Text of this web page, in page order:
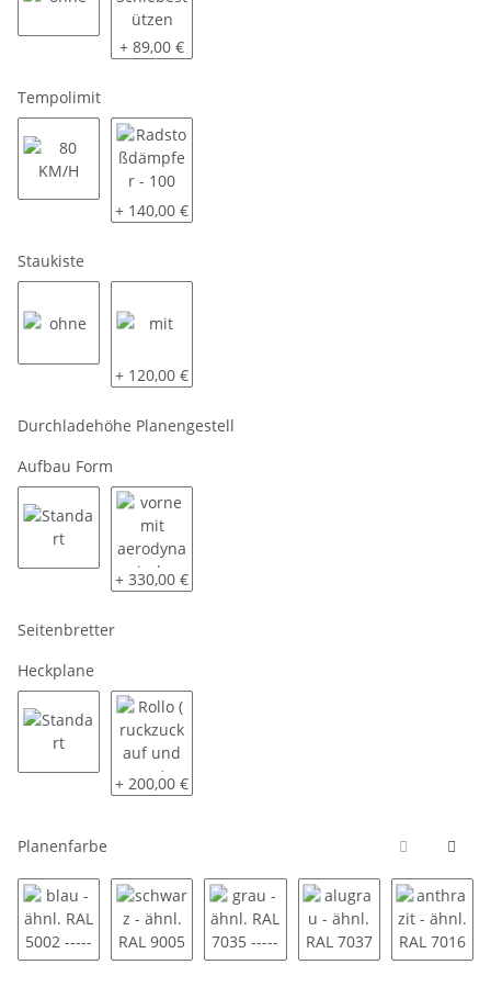
2 Schiebestützen
+ 89,00 €
Tempolimit
80 KM/HRadstoßdämpfer - 100 KM/H
+ 140,00 €
Staukiste
mit
+ 120,00 €
Durchladehöhe Planengestell
Aufbau Form
Standartvorne mit aerodynamischer Schräge
+ 330,00 €
Seitenbretter
Heckplane
StandartRollo ( ruckzuck auf und zu )
+ 200,00 €
Planenfarbe